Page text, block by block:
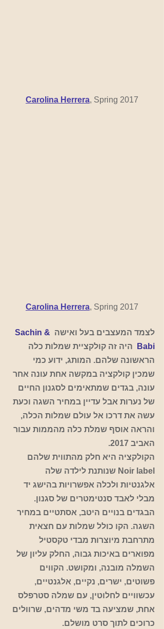
Carolina Herrera, Spring 2017
Carolina Herrera, Spring 2017
לצמד המעצבים בעל ואישה Sachin &
Babi
  היה זה קולקציית שמלות כלה
הראשונה שלהם. המותג, ידוע כמי
שמכין קולקציה במקשה אחת עונה אחר
עונה, בגדים שמתאימים לסגנון החיים
של נערות אבל עדיין במחיר השגה וכעת
עשה את דרכו אל עולם שמלות הכלה,
והראה אוסף שמלת כלה מהממות עבור
האביב 2017.
הקולקציה היא חלק מהתווית שלהם
Noir label שנותנת לילדה שלה
אלגנטיות ולכלה אפשרויות בהישג יד
מבלי לאבד סנטימטרים של סגנון.
הבגדים בנויים היטב, אסתטיים במחיר
השגה. הקו כולל שמלות עם חצאית
מתרחבת מיוצרות מבדי טקסטיל
מפוארים באיכות גבוה, החלק עליון של
השמלה מובנה, ומקושט. הקווים
פשוטים, ישרים, נקיים, אלגנטיים,
עכשוויים לחלוטין, עם שמלה סטרפלס
אחת, שמציעה בד משי מדהים, שרוולים
כרוכים לתוך סרט מושלם.